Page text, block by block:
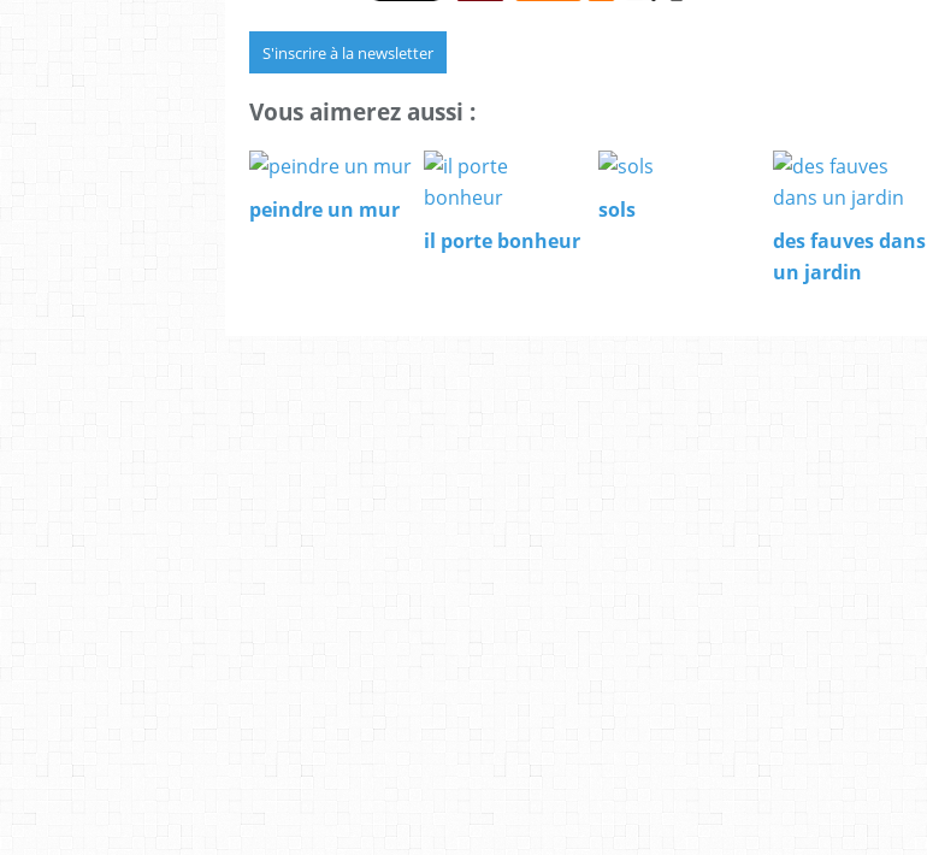
S'inscrire à la newsletter
Vous aimerez aussi :
peindre un mur
il porte bonheur
sols
des fauves dans
un jardin